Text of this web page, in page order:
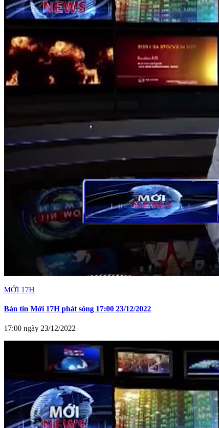
MỚI 17H
Bản tin Mới 17H phát sóng 17:00 23/12/2022
17:00 ngày 23/12/2022